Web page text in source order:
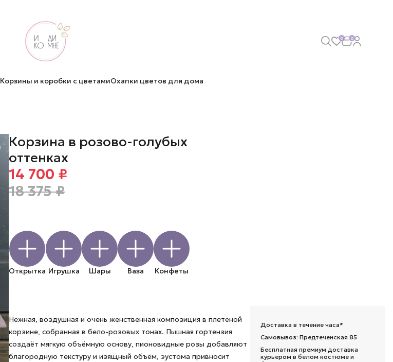
0 0
Корзины и коробки с цветамиОхапки цветов для дома
Корзина в розово-голубых
оттенках
14 700 ₽
18 375 ₽
Открытка Игрушка Шары Ваза Конфеты
Нежная, воздушная и очень женственная композиция в плетёной
корзине, собранная в бело-розовых тонах. Пышная гортензия
создаёт мягкую объёмную основу, пионовидные розы добавляют
благородную текстуру и изящный объём, эустома привносит
Доставка в течение часа*
Самовывоз: Предтеченская 85
Бесплатная премиум доставка
курьером в белом костюме и